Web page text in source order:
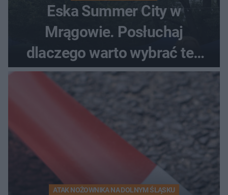
Eska Summer City w
Mrągowie. Posłuchaj
dlaczego warto wybrać ten
kierunek na urlop!
ATAK NOŻOWNIKA NA DOLNYM ŚLĄSKU